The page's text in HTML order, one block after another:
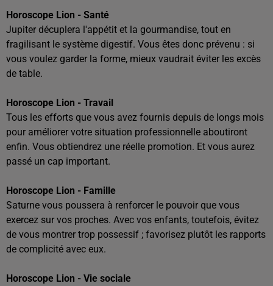
Horoscope Lion - Santé
Jupiter décuplera l'appétit et la gourmandise, tout en
fragilisant le système digestif. Vous êtes donc prévenu : si
vous voulez garder la forme, mieux vaudrait éviter les excès
de table.
Horoscope Lion - Travail
Tous les efforts que vous avez fournis depuis de longs mois
pour améliorer votre situation professionnelle aboutiront
enfin. Vous obtiendrez une réelle promotion. Et vous aurez
passé un cap important.
Horoscope Lion - Famille
Saturne vous poussera à renforcer le pouvoir que vous
exercez sur vos proches. Avec vos enfants, toutefois, évitez
de vous montrer trop possessif ; favorisez plutôt les rapports
de complicité avec eux.
Horoscope Lion - Vie sociale